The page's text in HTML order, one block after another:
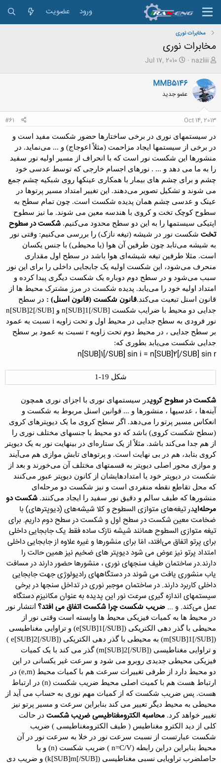
ورود عضویت
مخابرات نوری
مخابرات نوری
ش
و
ع
ک
ن
ن
د
م
و
ض
و
ع
nazliii
ت
ر
ی
خ
ر
Jul 17, 2010
MMB5146
عضو جدید
Oct 14, 2013
#61
در سیستمهای نوری در برخی ساختارها حضور شکست مفید است و
در برخی از سیستمها ایجاد مزاحمت (مثلاً اعوجاج) و ... می‌نماید. در
منشورها این شکست نور است که با انحراف از مسیر اولیه نور سفید
را به ما می دهد و ... . نورهای اجسام خارجی که توسط عدسی خود
چشم و برای چشم های بیمار با همکاری عینکها روی شبکیه چشم جمع
می شوند و تشکیل تصویر می‌دهند. این تغییر امتداد مسیر پرتوها در
عینک و عدسی چشم همان پدیده شکست است. چون تمام سطح به
سطوح کوچک تخت و کروی با هندسه معین می شوند. ما نیز سطوح
اپتیکی سیستمها را به این دو سطح محدود می‌کنیم. شکست در سطوح
تخت شکست نور در شیشه (تیغه نازک) را بررسی می‌کنیم: وقتی نور
به شیشه می‌تابد چون طرفین آن هوا (یا محیطی) با جنس یکسان
است. مثلا طرفین تیغه شیشه‌ای هوا باشد در سطح اول مقداری
منحرف می‌شود، این شکست اولیه یک جابجایی داخلی را برای این نور
سبب می‌شود و در سطح دوم دوباره یک شکست دیگری پیدا کرده و
امتداد اولیه خود را می‌یابد. پدیده شکست در مرز مشترک محیط ها از
قانون اسنل تبعیت می‌کند.قانون شکست (قانون اسنل) : در سطح
جدایی دو محیط با ضرایب شکست
و
نور فرودی به سطح جدایی در محیط اول و تحت زاویه
نسبت به عمود
بر سطح جدایی ، در محیط دوم تحت زاویه
نسبت به عمود بر سطح
جدایی شکست می‌یابد بطوری که:
n[SUB]1[/SUB] sin i = n[SUB]2[/SUB] sin r
شکل 19-1
شکست در سطوح کرویدر سیستمهای نوری با اجزای نوری همچون
آینه‌ها ، عدسیها ، منشورها و ... قوانین اسنل مربوط به شکست و
انعکاس مسیر پرتو را می‌دهد. اگر سطح کروی ما یک دیوپترهای کروی
(سطح شکست کروی) باشد که دو محیط با جنسهای مختلف نوری را
از هم جدا می‌کند باشد. مثلاً از یک ستاره‌ای در بینهایت نور به یک دیوپتر
کروی بتابد، هم در بی نهایت است. و پرتوهای تابش موازی هم می‌آیند
و موازی محور اصلی دیوپتر به قسمتهای مختلف آن می‌خورند و بعد از
شکست در دیوپتر خود یا امتدادهایشان از کانون دیوپتر عبور می‌کنند
که محل تقاطع نقطه منفردی است و نیز شکست دو مرحله‌ای
منشورها که طیف سالم و دقیق نور سفید را ایجاد می‌کنند. شکست دو
مرحله‌ایدر تیغه‌های متوازی السطوح و کلا شیشه‌های (دیوپترهای) با
ضخامت معین شکست در سطح اول و شکست در سطح دوم داریم. برای
تیغه متوازی السطوح همانند شیشه نازک ساده فقط یک جابجایی داخلی
برای پرتو اتفاق می‌افتد، امّا برای منشورها و غیره علاوه از جابجایی داخلی
امتداد پرتو نیز عوض می شود دیوپتر های ضخیم نیز همین حالت را
دارند.در ساختمان طیف سنجهای نوری ، منشورها حضور دارند در مسافت
یاب منشوری یافت می شوند در دستگاههای رادیولوژی جهت جابجایی
داخلی کاربرد دارند. در ساختمان موجبر نوری در تداخل سنجها در برخی
سیستمهای اندازه گیری سرعت نور این پدیده به عنوان مکانیزم دستگاه
عمل می‌کند. و ... ضریب شکستچرا شکست اتفاق می افتد؟ انتشار نور
در محیط ها به کمیات فیزیکی محیط ها وابسته است وقتی نور از
محیطی با گذر دهی الکتریکی (e[SUB]1[/SUB]) و تراوایی مغناطیسی
(
m[SUB]1[/SUB]) به محیطی با گذر دهی الکتریکی (e[SUB]2[/SUB]
)
و تراوایی مغناطیسی (m[SUB]2[/SUB]) گذر می کند با یک کمیات
فیزیکی محیطی جدیدی روبرو می شود و سرعت غیر یکسانی در این
دو محیط دارد از طرفی تغییرات سرعت هم با کمیات محیط (e,m) در
ارتباط هست هم با کمیت اصلی محیط ضریب شکست (n) در ارتباط
هست. پس ضریب شکست که از کمیات مهم نور ی به حساب می آید از
محیطی به محیط دیگر تعییر می کند بنابراین سرعت و مسیر پرتو نیز
تغییر خواهد کرد. محاسبه الکترومغناطیسی ضریب شکست در حالت
کلی از دید الکترو مغناطیس ( طیف الکترومغناطیسی ) ضریب
شکست عبارتست از نسبت سرعت نور در خلا به سرعت نور در آن
محیط بنابراین دراین رابطه (n=C/V ) ضریب شکست (n) و با
حاصلضرب تراویایی نسبی مغناطیسی (k[SUB]m[/SUB]) و ضریب دی